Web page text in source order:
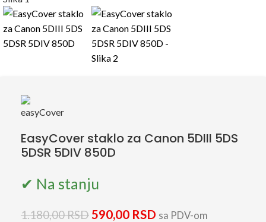
EasyCover staklo za Canon 5DIII 5DS
5DSR 5DIV 850D
✔ Na stanju
1.180,00RSD590,00 RSD sa PDV-om